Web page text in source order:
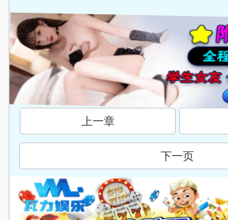
上一章
下一页